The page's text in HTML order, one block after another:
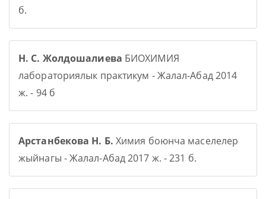
б.
Н. С. Жолдошалиева БИОХИМИЯ
лабораториялык практикум - Жалал-Абад 2014
ж. - 94 б
Арстанбекова Н. Б. Химия боюнча маселелер
жыйнагы - Жалал-Абад 2017 ж. - 231 б.